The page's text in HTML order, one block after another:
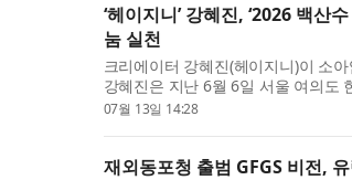
‘헤이지니’ 강혜진, ‘2026 백산
눔 실천
크리에이터 강혜진(헤이지니)이 소
강혜진은 지난 6월 6일 서울 여의도
치료비 기부 마라톤 ‘2026 백산수 심
07월 13일 14:28
재외동포청 출범 GFGS 비전,